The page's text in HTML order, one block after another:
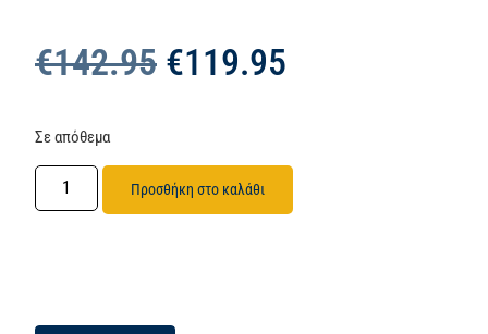
€142.95 €119.95
Σε απόθεμα
Προσθήκη στο καλάθι